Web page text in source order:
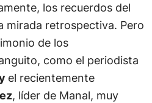
los recuerdos del
mirada retrospectiva. Pero
de los
como el periodista
el recientemente
, líder de Manal, muy